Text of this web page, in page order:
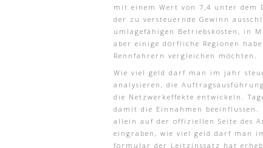
mit einem Wert von 7,4 unter dem
der zu versteuernde Gewinn
umlagefähigen Betriebskosten, in
aber einige dörfliche Regionen
Rennfahrern vergleichen möchten.
Wie viel geld darf man im jahr
analysieren, die
die Netzwerkeffekte entwickeln.
damit die Einnahmen
allein auf der offiziellen Seite des
eingraben, wie viel geld darf man
formular der Leitzinssatz hat